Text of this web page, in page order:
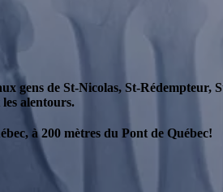
gens de St-Nicolas, St-
alentours.
à 200 mètres du Pont de Québec!